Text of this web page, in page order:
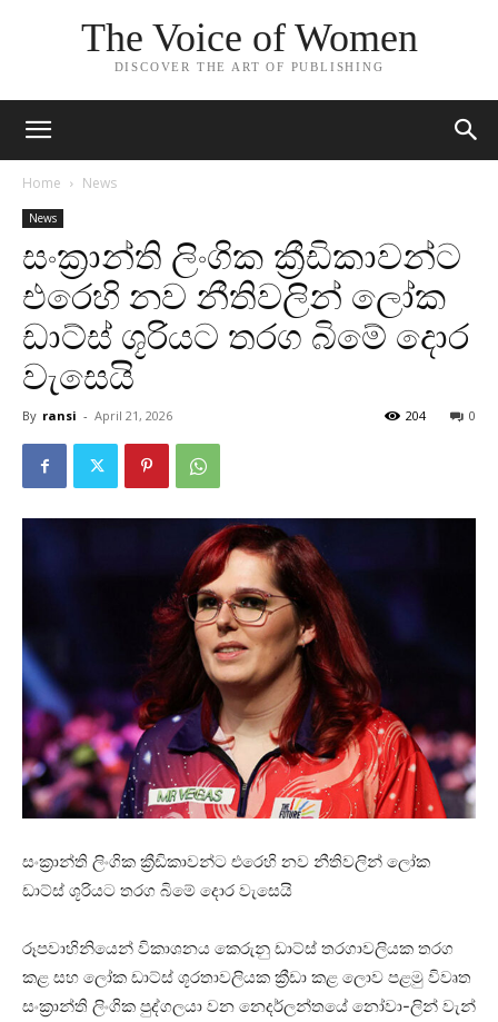
The Voice of Women
DISCOVER THE ART OF PUBLISHING
Home News
News
සංක්‍රාන්ති ලිංගික ක්‍රීඩිකාවන්ට
එරෙහි නව නීතිවලින් ලෝක
ඩාට්ස් ශූරියට තරග බිමේ දොර
වැසෙයි
By ransi - April 21, 2026 0
204
සංක්‍රාන්ති ලිංගික ක්‍රීඩිකාවන්ට එරෙහි නව නීතිවලින් ලෝක
ඩාට්ස් ශූරියට තරග බිමේ දොර වැසෙයි
රූපවාහිනියෙන් විකාශනය කෙරුනු ඩාට්ස් තරගාවලියක තරග
කළ සහ ලෝක ඩාට්ස් ශූරතාවලියක ක්‍රීඩා කළ ලොව පළමු විවෘත
සංක්‍රාන්ති ලිංගික පුද්ගලයා වන නෙදර්ලන්තයේ නෝවා-ලින් වැන්